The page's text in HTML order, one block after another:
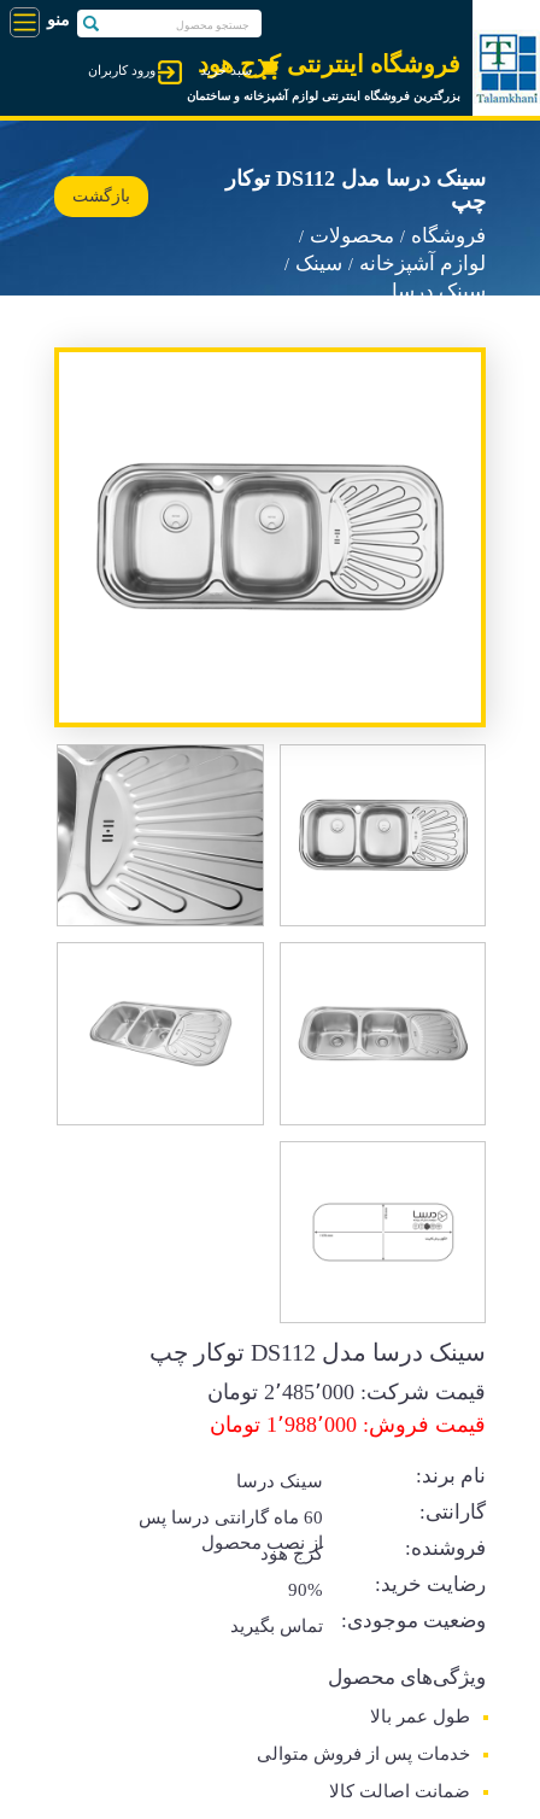
فروشگاه اینترنتی کرج هود
بزرگترین فروشگاه اینترنتی لوازم آشپزخانه و ساختمان
ورود کاربران سبد خرید
سینک درسا مدل DS112 توکار
چپ
فروشگاه
محصولات
لوازم آشپزخانه
سینک
سینک درسا
بازگشت
سینک درسا مدل DS112 توکار چپ
قیمت شرکت: 2٬485٬000تومان
قیمت فروش: 1٬988٬000 تومان
نام برند: سینک درسا
گارانتی:
60 ماه گارانتی درسا پس
از نصب محصول
فروشنده: کرج هود
رضایت خرید: 90%
وضعیت موجودی: تماس بگیرید
ویژگی‌های محصول
طول عمر بالا
خدمات پس از فروش متوالی
ضمانت اصالت کالا